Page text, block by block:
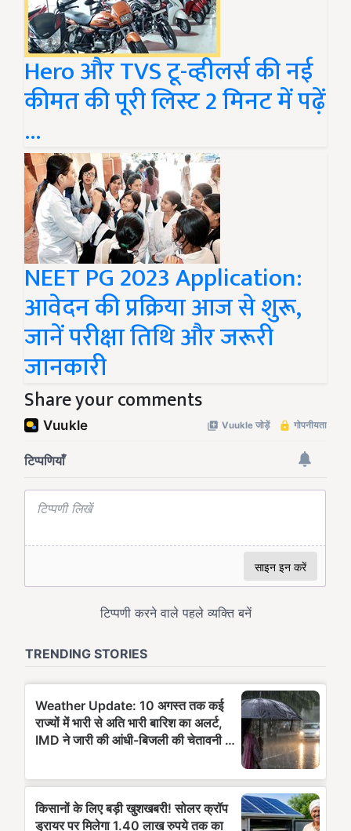
Hero और TVS टू-व्हीलर्स की नई
कीमत की पूरी लिस्ट 2 मिनट में पढ़ें
…
NEET PG 2023 Application:
आवेदन की प्रक्रिया आज से शुरू,
जानें परीक्षा तिथि और जरूरी
जानकारी
Share your comments